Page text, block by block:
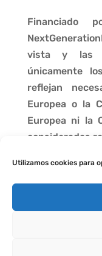
Utilizamos cookies para
Financiado
vista y las
únicamente
reflejan
Europea o la
Europea ni la
consideradas